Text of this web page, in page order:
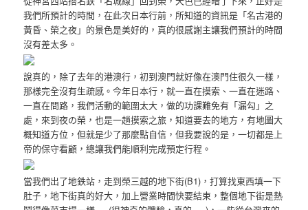
我們所預計的時間，在此次日本行前，所知道的資訊是「名古港的
黃昏、榮之夜」的景色是美好的，真的很感謝主讓我們預計的時間
沒有差太多。
說真的，除了去年的港澳行，初到澳門就好像在澳門住很久一樣，
那樣完全沒有生疏感。今年日本行，就一直在摸索、一直在迷路、
一直在問路，我們活動的範圍太大，做的功課難免有「漏勾」之
處，來到夜の榮，也是一趟摸索之旅，知道要去的地方，有地圖大
概知道方位，但就是少了那麼點自信，但我要說的是，一切都是上
帝的保守看顧，總讓我們能順利完成預定行程。
當我們出了地鉄站，走到榮三越的地下街(B1)，打算找東西填一下
肚子，地下街真的好大，加上營業時間快要結束，整個地下街是熱